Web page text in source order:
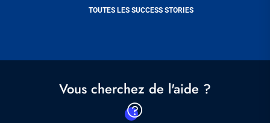
TOUTES LES SUCCESS STORIES
Vous cherchez de l'aide ?